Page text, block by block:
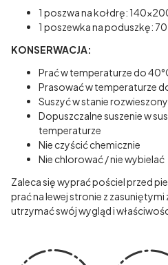
1 poszwa na kołdrę:
1 poszewka na poduszkę:
KONSERWACJA:
Prać w temperaturze do
Prasować w temperaturze
Suszyć w stanie
Dopuszczalne suszenie w
temperaturze
Nie czyścić chemicznie
Nie chlorować / nie wybielać
Zaleca się wyprać pościel przed
prać na lewej stronie z
utrzymać swój wygląd i